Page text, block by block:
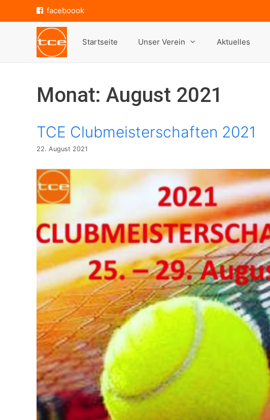
faceboook
Startseite Unser Verein Aktuelles
Monat: August 2021
TCE Clubmeisterschaften 2021
22. August 2021